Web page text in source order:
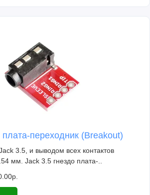
переходник (Breakout)
3.5, и выводом всех контактов
мм. Jack 3.5 гнездо плата-..